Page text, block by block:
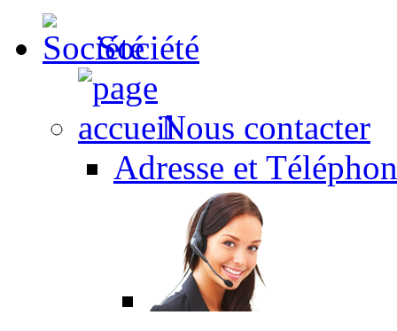
Société
Nous contacter
Adresse et